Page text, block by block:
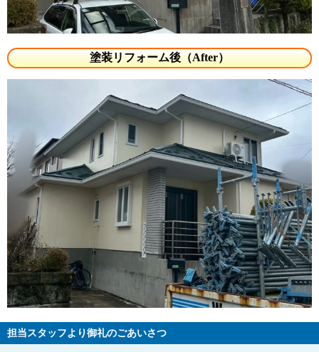
塗装リフォーム後（After）
担当スタッフより御礼のごあいさつ